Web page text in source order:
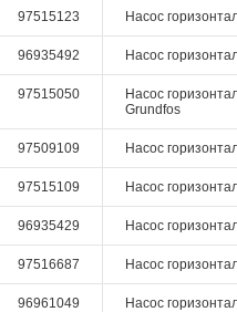
97515123 Насос
96935492 Насос
97515050
Насос
Grundfos
97509109 Насос
97515109 Насос
96935429 Насос
97516687 Насос
96961049 Насос